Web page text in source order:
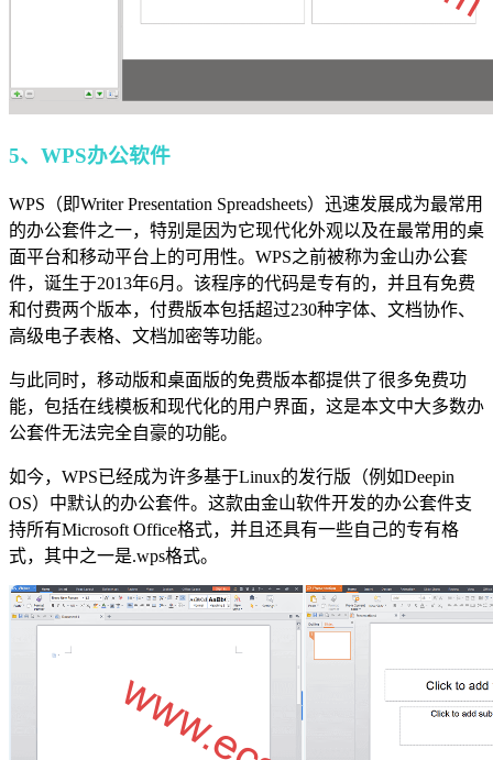
5、WPS办公软件
WPS（即Writer Presentation Spreadsheets）迅速发展成为最常用
的办公套件之一，特别是因为它现代化外观以及在最常用的桌
面平台和移动平台上的可用性。WPS之前被称为金山办公套
件，诞生于2013年6月。该程序的代码是专有的，并且有免费
和付费两个版本，付费版本包括超过230种字体、文档协作、
高级电子表格、文档加密等功能。
与此同时，移动版和桌面版的免费版本都提供了很多免费功
能，包括在线模板和现代化的用户界面，这是本文中大多数办
公套件无法完全自豪的功能。
如今，WPS已经成为许多基于Linux的发行版（例如Deepin
OS）中默认的办公套件。这款由金山软件开发的办公套件支
持所有Microsoft Office格式，并且还具有一些自己的专有格
式，其中之一是.wps格式。